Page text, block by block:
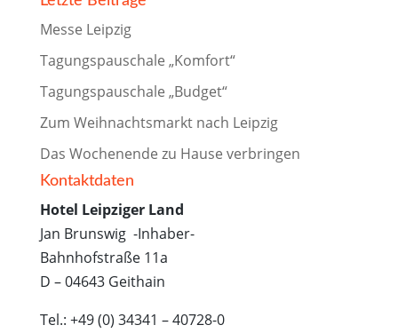
Messe Leipzig
Tagungspauschale „Komfort“
Tagungspauschale „Budget“
Zum Weihnachtsmarkt nach Leipzig
Das Wochenende zu Hause verbringen
Kontaktdaten
Hotel Leipziger Land
Jan Brunswig -Inhaber-
Bahnhofstraße 11a
D – 04643 Geithain
Tel.: +49 (0) 34341 – 40728-0